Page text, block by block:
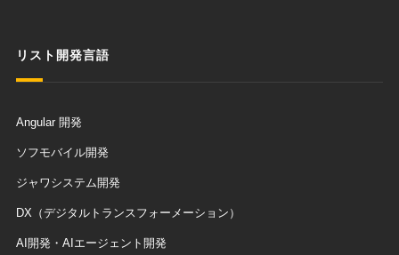
リスト開発言語
Angular 開発
ソフモバイル開発
ジャワシステム開発
DX（デジタルトランスフォーメーション）
AI開発・AIエージェント開発